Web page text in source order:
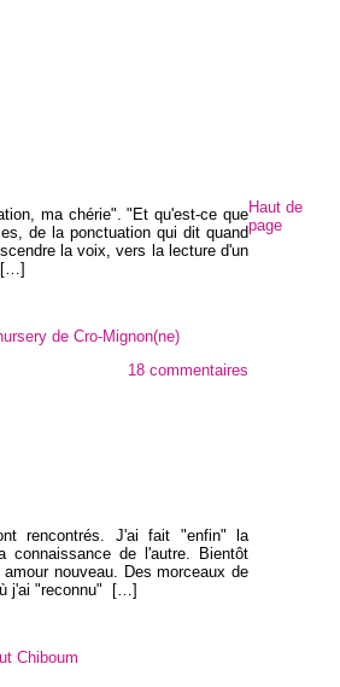
ma chérie". "Et qu'est-ce que
de la ponctuation qui dit quand
la voix, vers la lecture d'un
[…]
de Cro-Mignon(ne)
18 commentaires
rencontrés. J'ai fait "enfin" la
connaissance de l'autre. Bientôt
nouveau. Des morceaux de
j'ai "reconnu"
[…]
Chiboum
Haut de
page